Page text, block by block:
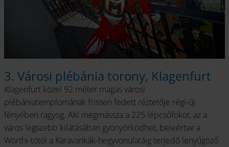
3. Városi plébánia torony, Klagenfurt
Klagenfurt közel 92 méter magas városi
plébániatemplomának frissen fedett réztetője régi-új
fényében ragyog. Aki megmássza a 225 lépcsőfokot, az a
város legszebb kilátásában gyönyörködhet, beleértve a
Wörthi-tótól a Karavankák-hegyvonulatáig terjedő lenyűgöző